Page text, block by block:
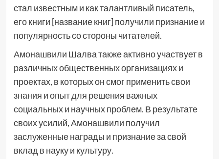
стал известным и как талантливый писатель,
его книги [название книг] получили признание и
популярность со стороны читателей.
Амонашвили Шалва также активно участвует в
различных общественных организациях и
проектах, в которых он смог применить свои
знания и опыт для решения важных
социальных и научных проблем. В результате
своих усилий, Амонашвили получил
заслуженные награды и признание за свой
вклад в науку и культуру.